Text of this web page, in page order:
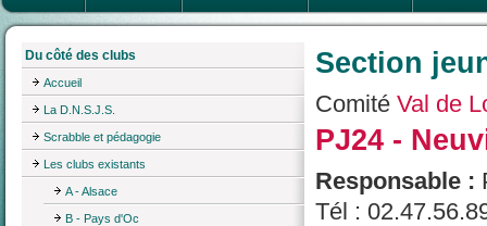
Du côté des clubs
Accueil
La D.N.S.J.S.
Scrabble et pédagogie
Les clubs existants
A - Alsace
B - Pays d'Oc
Section
Comité Val de
PJ24 -
Responsable :
Tél :